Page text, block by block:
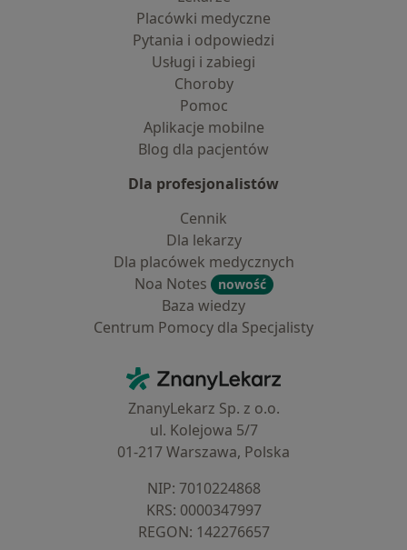
Placówki medyczne
Pytania i odpowiedzi
Usługi i zabiegi
Choroby
Pomoc
Aplikacje mobilne
Blog dla pacjentów
Dla profesjonalistów
Cennik
Dla lekarzy
Dla placówek medycznych
Noa Notes
nowość
Baza wiedzy
Centrum Pomocy dla Specjalisty
ZnanyLekarz - Strona główna
ZnanyLekarz Sp. z o.o.
ul. Kolejowa 5/7
01-217 Warszawa, Polska
NIP: ⁠7010224868
KRS: ⁠0000347997
REGON: ⁠142276657